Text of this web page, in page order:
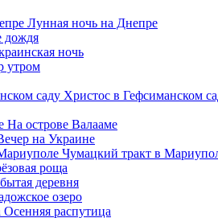
Лунная ночь на Днепре
дождя
ночь
утром
Христос в Гефсиманском
На острове Валааме
на Украине
Чумацкий тракт в
роща
деревня
озеро
Осенняя распутица